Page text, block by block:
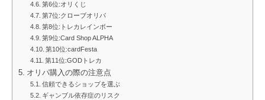
第6位:オリくじ
第7位:クローブオリパ
第8位:トレカレインボー
第9位:Card Shop ALPHA
第10位:cardFesta
第11位:GODトレカ
オリパ購入の際の注意点
信頼できるショップを選ぶ
ギャンブル依存症のリスク